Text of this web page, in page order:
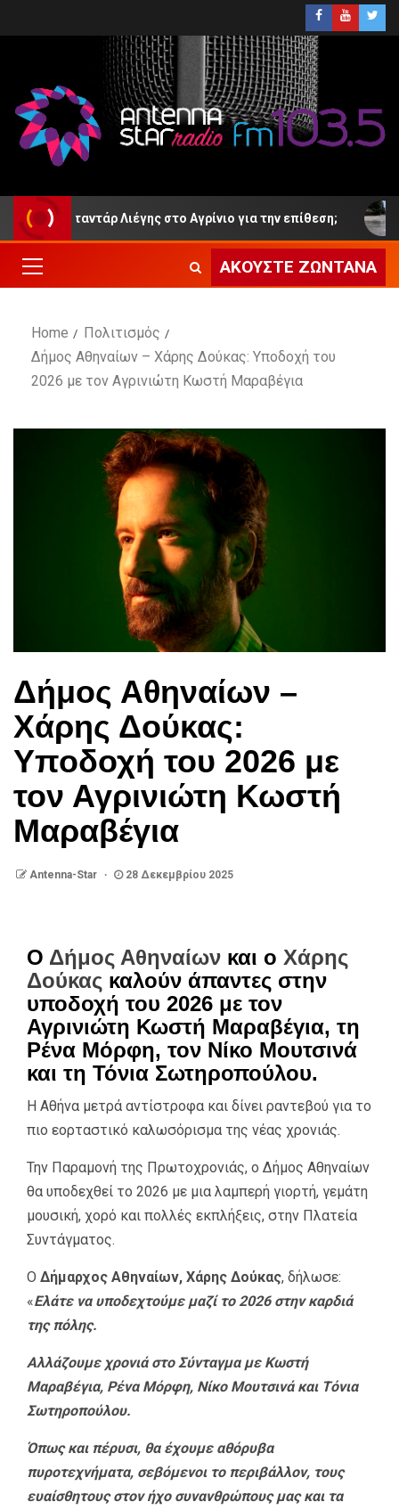
Λιέγης στο Αγρίνιο για την επίθεση; Στο
ΑΚΟΎΣΤΕ ΖΩΝΤΑΝΆ
Home
Πολιτισμός
Δήμος Αθηναίων – Χάρης Δούκας: Υποδοχή του
2026 με τον Αγρινιώτη Κωστή Μαραβέγια
Δήμος Αθηναίων –
Χάρης Δούκας:
Υποδοχή του 2026 με
τον Αγρινιώτη Κωστή
Μαραβέγια
Antenna-Star 28 Δεκεμβρίου 2025
Ο Δήμος Αθηναίων και ο Χάρης
Δούκας καλούν άπαντες στην
υποδοχή του 2026 με τον
Αγρινιώτη Κωστή Μαραβέγια, τη
Ρένα Μόρφη, τον Νίκο Μουτσινά
και τη Τόνια Σωτηροπούλου.
Η Αθήνα μετρά αντίστροφα και δίνει ραντεβού για το
πιο εορταστικό καλωσόρισμα της νέας χρονιάς.
Την Παραμονή της Πρωτοχρονιάς, ο Δήμος Αθηναίων
θα υποδεχθεί το 2026 με μια λαμπερή γιορτή, γεμάτη
μουσική, χορό και πολλές εκπλήξεις, στην Πλατεία
Συντάγματος.
Ο Δήμαρχος Αθηναίων, Χάρης Δούκας, δήλωσε:
«Ελάτε να υποδεχτούμε μαζί το 2026 στην καρδιά
της πόλης.
Αλλάζουμε χρονιά στο Σύνταγμα με Κωστή
Μαραβέγια, Ρένα Μόρφη, Νίκο Μουτσινά και Τόνια
Σωτηροπούλου.
Όπως και πέρυσι, θα έχουμε αθόρυβα
πυροτεχνήματα, σεβόμενοι το περιβάλλον, τους
ευαίσθητους στον ήχο συνανθρώπους μας και τα